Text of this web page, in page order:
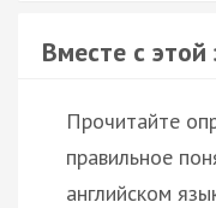
Вместе с
Прочитайте
правильное
английском